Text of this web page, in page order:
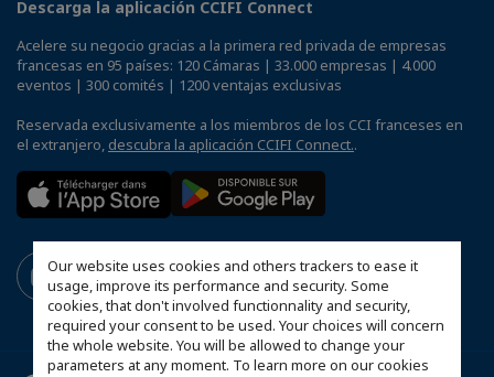
Our website uses cookies and others trackers to ease it
usage, improve its performance and security. Some
cookies, that don't involved functionnality and security,
required your consent to be used. Your choices will concern
the whole website. You will be allowed to change your
parameters at any moment. To learn more on our cookies
Descarga la aplicación CCIFI Connect
Acelere su negocio gracias a la primera red privada de empresas
francesas en 95 países: 120 Cámaras | 33.000 empresas | 4.000
eventos | 300 comités | 1200 ventajas exclusivas
Reservada exclusivamente a los miembros de los CCI franceses en
el extranjero, descubra la aplicación CCIFI Connect..